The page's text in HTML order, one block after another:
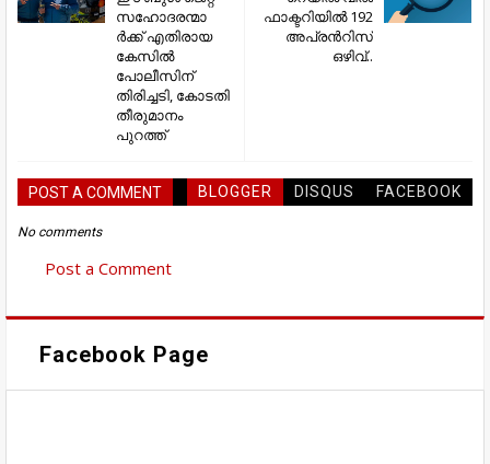
ഫാക്ടറിയിൽ 192
അപ്രൻറിസ്
ഒഴിവ്..
സഹോദരന്മാ
ര്‍ക്ക് എതിരായ
കേസില്‍
പോലീസിന്
തിരിച്ചടി, കോടതി
തീരുമാനം
പുറത്ത്
POST A COMMENT BLOGGER DISQUS FACEBOOK
No comments
Post a Comment
Facebook Page